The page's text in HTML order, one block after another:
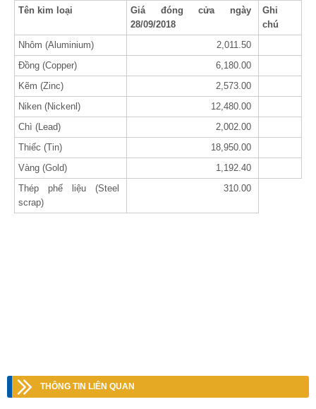
Tên kim loại
Giá đóng cửa ngày
28/09/2018
Ghi
chú
Nhôm (Aluminium)
2,011.50
Đồng (Copper)
6,180.00
Kẽm (Zinc)
2,573.00
Niken (Nickenl)
12,480.00
Chì (Lead)
2,002.00
Thiếc (Tin)
18,950.00
Vàng (Gold)
1,192.40
Thép phế liệu (Steel
scrap)
310.00
THÔNG TIN LIÊN QUAN